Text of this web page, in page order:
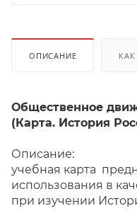
ОПИСАНИЕ
Общественное
(Карта. История
Описание:
учебная карта
использования в
при изучении